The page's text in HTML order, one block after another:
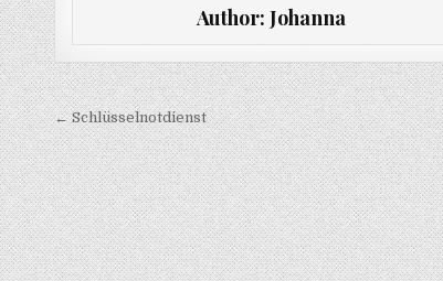
Author: Johanna
Beitragsnavigation
← Schlüsselnotdienst